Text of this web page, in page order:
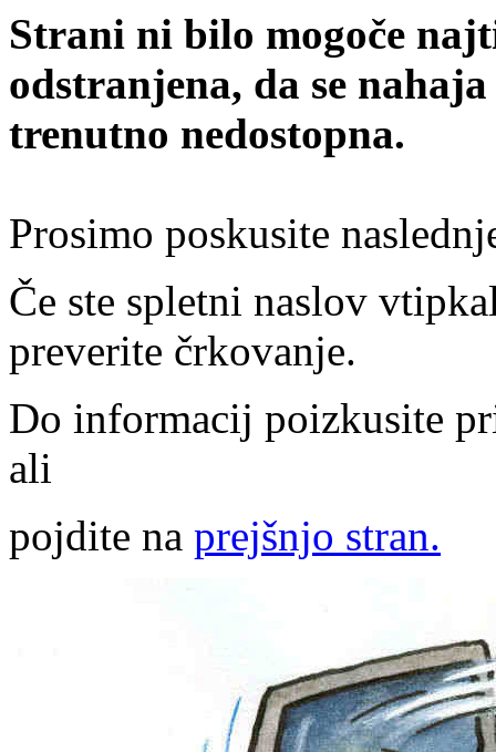
Strani ni bilo mogoče
odstranjena, da se
trenutno nedostopna.
Prosimo poskusite
Če ste spletni naslov
preverite črkovanje.
Do informacij poizkusite
ali
pojdite na prejšnjo stran.